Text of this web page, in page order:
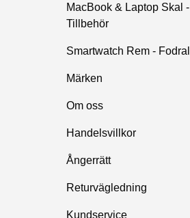
MacBook & Laptop Skal
Tillbehör
Smartwatch Rem -
Märken
Om oss
Handelsvillkor
Ångerrätt
Returvägledning
Kundservice